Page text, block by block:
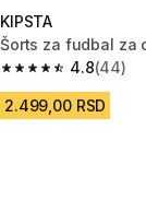
KIPSTA
Šorts za fudbal za
4.8
4.8 od 5 zvezdica
(44)
2.499,00 RSD